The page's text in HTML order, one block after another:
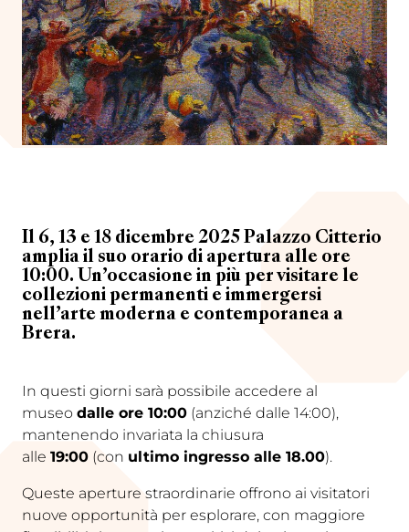
Il 6, 13 e 18 dicembre 2025 Palazzo Citterio
amplia il suo orario di apertura alle ore
10:00. Un’occasione in più per visitare le
collezioni permanenti e immergersi
nell’arte moderna e contemporanea a
Brera.
In questi giorni sarà possibile accedere al
museo dalle ore 10:00 (anziché dalle 14:00),
mantenendo invariata la chiusura
alle 19:00 (con ultimo ingresso alle 18.00).
Queste aperture straordinarie offrono ai visitatori
nuove opportunità per esplorare, con maggiore